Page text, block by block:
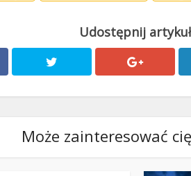
Może zainteresować